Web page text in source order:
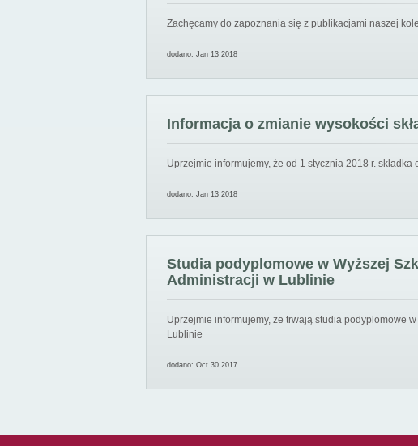
Zachęcamy do zapoznania się z publikacjami naszej
dodano: Jan 13 2018
Informacja o zmianie wysokości
Uprzejmie informujemy, że od 1 stycznia 2018 r. składka
dodano: Jan 13 2018
Studia podyplomowe w Wyższej
Administracji w Lublinie
Uprzejmie informujemy, że trwają studia podyplomowe
Lublinie
dodano: Oct 30 2017